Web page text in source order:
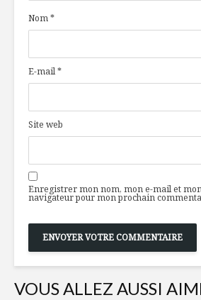
Nom*
E-mail*
Site web
Enregistrer mon nom, mon e-mail et
navigateur pour mon prochain
VOUS ALLEZ AUSSI